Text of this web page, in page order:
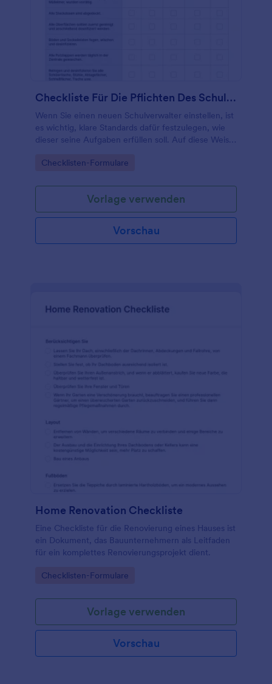
Checkliste Für Die Pflichten Des Schulhausmeisters
Wenn Sie einen neuen Schulverwalter einstellen, ist
es wichtig, klare Standards dafür festzulegen, wie
dieser seine Aufgaben erfüllen soll. Auf diese Weise
damit Ihre Schule sauber, sicher und reibungslos
Go to Category:
Checklisten-Formulare
Vorlage verwenden
Vorschau
Home Renovation Checkliste
Eine Checkliste für die Renovierung eines Hauses ist
ein Dokument, das Bauunternehmern als Leitfaden
für ein komplettes Renovierungsprojekt dient.
Go to Category:
Checklisten-Formulare
Vorlage verwenden
Vorschau